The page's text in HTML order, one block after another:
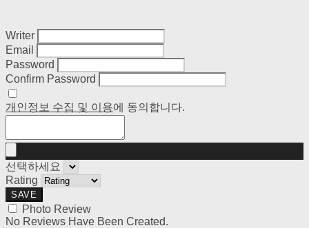
Writer
Email
Password
Confirm Password
개인정보 수집 및 이용에 동의합니다.
선택하세요
Rating
SAVE
Photo Review
No Reviews Have Been Created.